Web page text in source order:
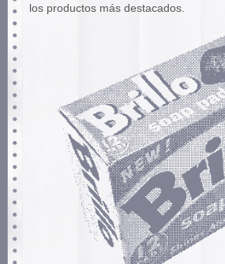
los productos más destacados.